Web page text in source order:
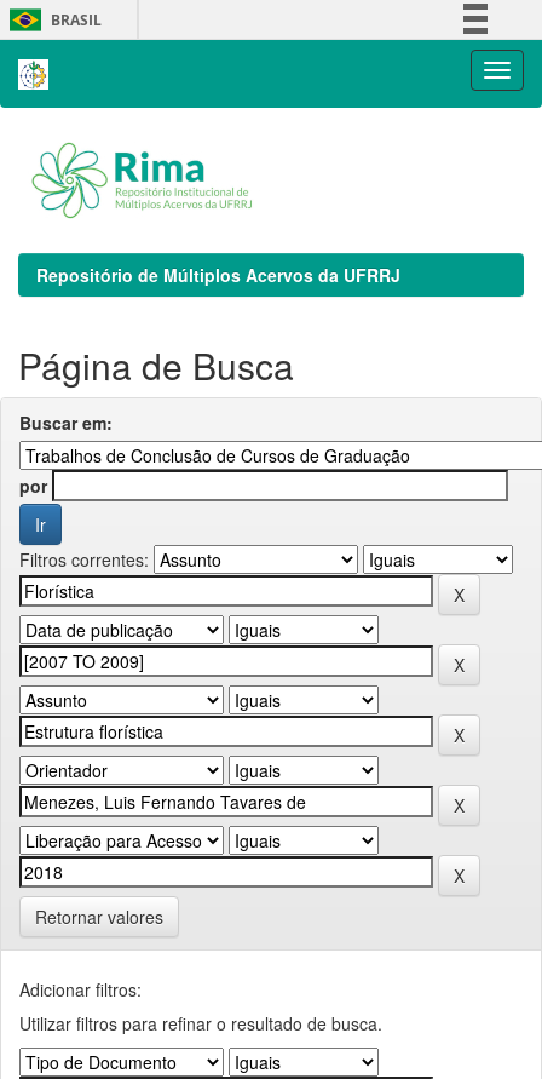
Skip
navigation
BRASIL
Repositório de Múltiplos Acervos da UFRRJ
Página de Busca
Buscar em:
por
Filtros correntes:
Retornar valores
Adicionar filtros:
Utilizar filtros para refinar o resultado de busca.